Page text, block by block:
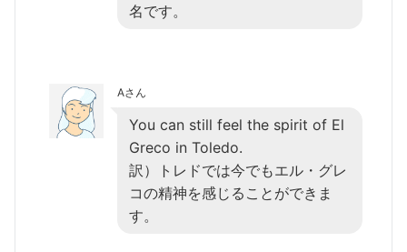
名です。
Aさん
You can still feel the spirit of El
Greco in Toledo.
訳）トレドでは今でもエル・グレ
コの精神を感じることができま
す。